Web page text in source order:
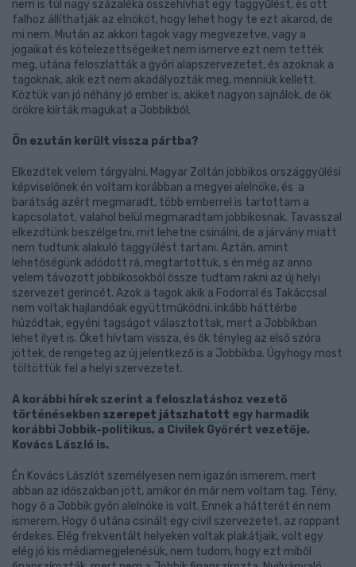
nem is túl nagy százaléka összehívhat egy taggyűlést, és ott
falhoz állíthatják az elnököt, hogy lehet hogy te ezt akarod, de
mi nem. Miután az akkori tagok vagy megvezetve, vagy a
jogaikat és kötelezettségeiket nem ismerve ezt nem tették
meg, utána feloszlatták a győri alapszervezetet, és azoknak a
tagoknak, akik ezt nem akadályozták meg, menniük kellett.
Köztük van jó néhány jó ember is, akiket nagyon sajnálok, de ők
örökre kiírták magukat a Jobbikból.
Ön ezután került vissza pártba?
Elkezdtek velem tárgyalni, Magyar Zoltán jobbikos országgyűlési
képviselőnek én voltam korábban a megyei alelnöke, és a
barátság azért megmaradt, több emberrel is tartottam a
kapcsolatot, valahol belül megmaradtam jobbikosnak. Tavasszal
elkezdtünk beszélgetni, mit lehetne csinálni, de a járvány miatt
nem tudtunk alakuló taggyűlést tartani. Aztán, amint
lehetőségünk adódott rá, megtartottuk, s én még az anno
velem távozott jobbikosokból össze tudtam rakni az új helyi
szervezet gerincét. Azok a tagok akik a Fodorral és Takáccsal
nem voltak hajlandóak együttműködni, inkább háttérbe
húzódtak, egyéni tagságot választottak, mert a Jobbikban
lehet ilyet is. Őket hívtam vissza, és ők tényleg az első szóra
jöttek, de rengeteg az új jelentkező is a Jobbikba. Úgyhogy most
töltöttük fel a helyi szervezetet.
A korábbi hírek szerint a feloszlatáshoz vezető
történésekben szerepet játszhatott egy harmadik
korábbi Jobbik-politikus, a Civilek Győrért vezetője,
Kovács László is.
Én Kovács Lászlót személyesen nem igazán ismerem, mert
abban az időszakban jött, amikor én már nem voltam tag. Tény,
hogy ő a Jobbik győri alelnöke is volt. Ennek a hátterét én nem
ismerem. Hogy ő utána csinált egy civil szervezetet, az roppant
érdekes. Elég frekventált helyeken voltak plakátjaik, volt egy
elég jó kis médiamegjelenésük, nem tudom, hogy ezt miből